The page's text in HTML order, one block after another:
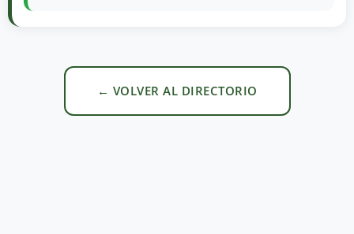
← VOLVER AL DIRECTORIO